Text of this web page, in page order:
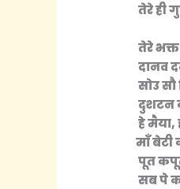
तेरे ही
तेरे भक्त
दानव
सोउ
दुशटन
हे मैया,
माँ बेटी
पूत
सब पे